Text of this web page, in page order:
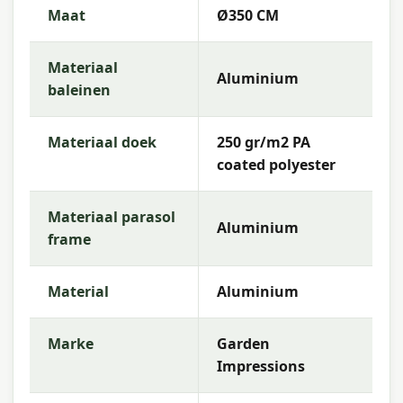
Maat Ø350 CM
Materiaal
baleinen
Aluminium
Materiaal doek
250 gr/m2 PA
coated polyester
Materiaal parasol
frame
Aluminium
Material Aluminium
Marke
Garden
Impressions